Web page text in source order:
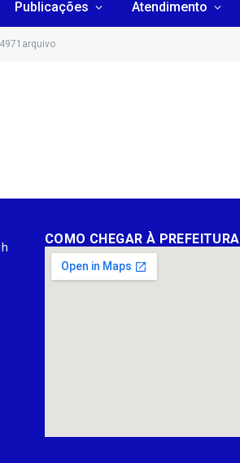
Publicações Atendimento
COMO CHEGAR À PREFEITURA